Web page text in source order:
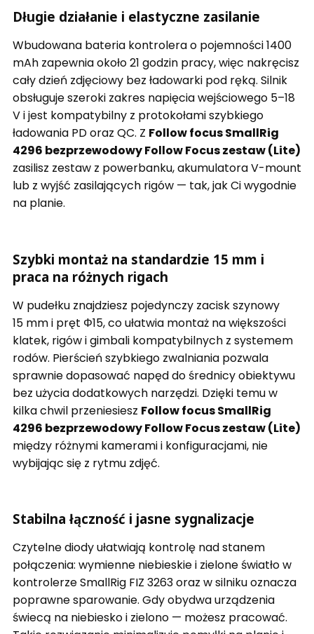
Długie działanie i elastyczne zasilanie
Wbudowana bateria kontrolera o pojemności 1400
mAh zapewnia około 21 godzin pracy, więc nakręcisz
cały dzień zdjęciowy bez ładowarki pod ręką. Silnik
obsługuje szeroki zakres napięcia wejściowego 5–18
V i jest kompatybilny z protokołami szybkiego
ładowania PD oraz QC. Z Follow focus SmallRig
4296 bezprzewodowy Follow Focus zestaw (Lite)
zasilisz zestaw z powerbanku, akumulatora V-mount
lub z wyjść zasilających rigów — tak, jak Ci wygodnie
na planie.
Szybki montaż na standardzie 15 mm i
praca na różnych rigach
W pudełku znajdziesz pojedynczy zacisk szynowy
15 mm i pręt Φ15, co ułatwia montaż na większości
klatek, rigów i gimbali kompatybilnych z systemem
rodów. Pierścień szybkiego zwalniania pozwala
sprawnie dopasować napęd do średnicy obiektywu
bez użycia dodatkowych narzędzi. Dzięki temu w
kilka chwil przeniesiesz Follow focus SmallRig
4296 bezprzewodowy Follow Focus zestaw (Lite)
między różnymi kamerami i konfiguracjami, nie
wybijając się z rytmu zdjęć.
Stabilna łączność i jasne sygnalizacje
Czytelne diody ułatwiają kontrolę nad stanem
połączenia: wymienne niebieskie i zielone światło w
kontrolerze SmallRig FIZ 3263 oraz w silniku oznacza
poprawne sparowanie. Gdy obydwa urządzenia
świecą na niebiesko i zielono — możesz pracować.